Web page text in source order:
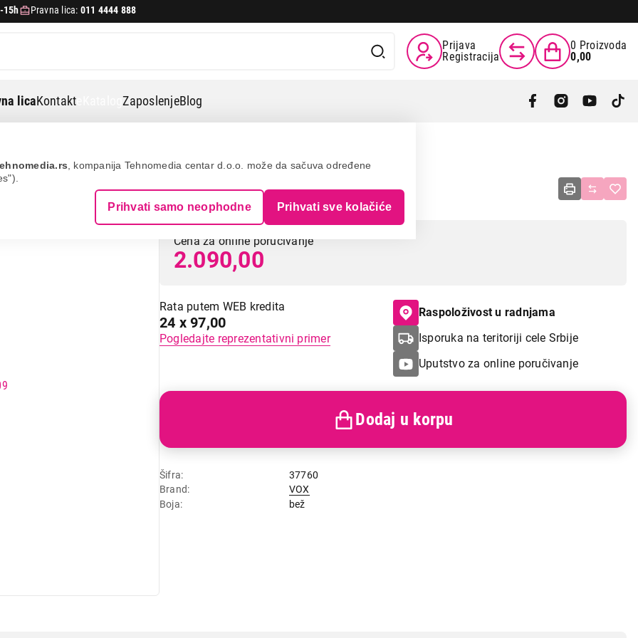
, kompanija Tehnomedia centar d.o.o. može da sačuva određene
Prihvati samo neophodne Prihvati sve kolačiće
15h Pravna lica: 011 4444 888
Prijava
Registracija
0 Proizvoda
0,00
licaKontakt eKatalogZaposlenjeBlog
VOX KW-1709
Cena za online poručivanje
2.090,00
Rata putem WEB kredita
24 x 97,00
Pogledajte reprezentativni primer
Raspoloživost u radnjama
Isporuka na teritoriji cele Srbije
Uputstvo za online poručivanje
Šifra
37760
Brand
VOX
Boja
bež
Dodaj u korpu